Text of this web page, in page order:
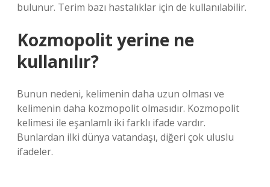
bulunur. Terim bazı hastalıklar için de kullanılabilir.
Kozmopolit yerine ne
kullanılır?
Bunun nedeni, kelimenin daha uzun olması ve
kelimenin daha kozmopolit olmasıdır. Kozmopolit
kelimesi ile eşanlamlı iki farklı ifade vardır.
Bunlardan ilki dünya vatandaşı, diğeri çok uluslu
ifadeler.